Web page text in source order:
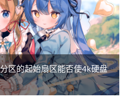
区的起始扇区能否使4k硬盘